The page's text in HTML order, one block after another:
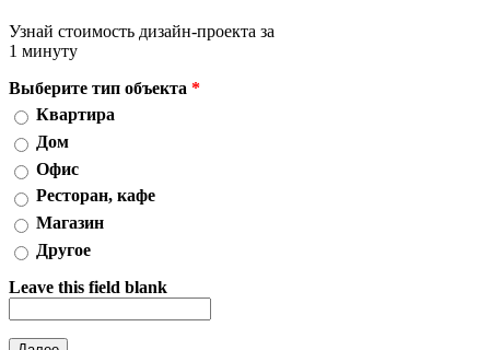
Узнай стоимость дизайн-проекта за
1 минуту
Выберите тип объекта *
Квартира
Дом
Офис
Ресторан, кафе
Магазин
Другое
Leave this field blank